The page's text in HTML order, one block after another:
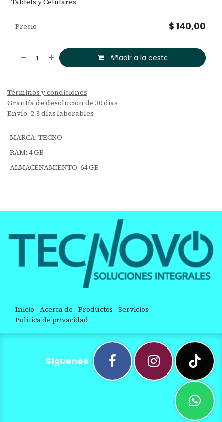
Añadir a la cesta
Precio $ 140,00
Términos y condiciones
Grantía de devolución de 30 días
Envío: 2-3 días laborables
MARCA: TECNO
RAM: 4 GB
ALMACENAMIENTO: 64 GB
Inicio Acerca de Productos Servicios
Política de privacidad
Síguenos